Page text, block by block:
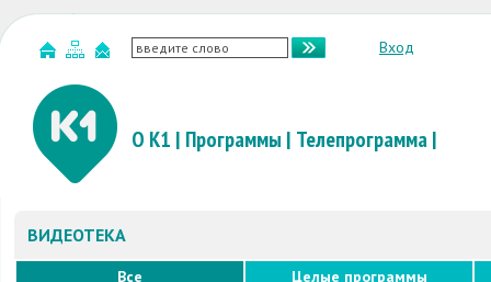
Вход
О К1 | Программы | Телепрограмма|
ВИДЕОТЕКА
Все
Целые программы